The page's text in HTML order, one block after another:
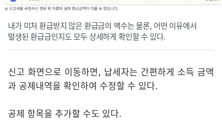
내가 미처 환급받지 않은 환급금의 액수는 물론, 어떤 이유에서
발생된 환급금인지도 모두 상세하게 확인할 수 있다.
신고 화면으로 이동하면, 납세자는 간편하게 소득 금액
과 공제내역을 확인하여 수정할 수 있다.
공제 항목을 추가할 수도 있다.